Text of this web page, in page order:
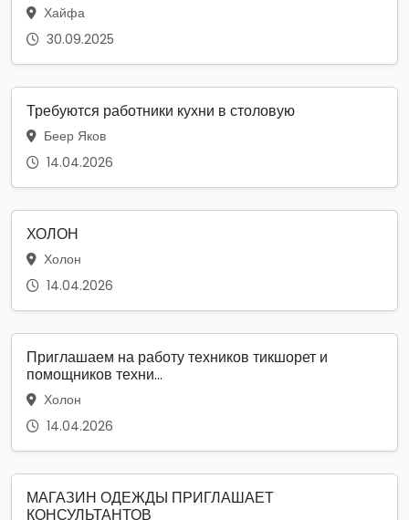
Хайфа
30.09.2025
Требуются работники кухни в столовую
Беер Яков
14.04.2026
ХОЛОН
Холон
14.04.2026
Приглашаем на работу техников тикшорет и
помощников техни...
Холон
14.04.2026
МАГАЗИН ОДЕЖДЫ ПРИГЛАШАЕТ
КОНСУЛЬТАНТОВ